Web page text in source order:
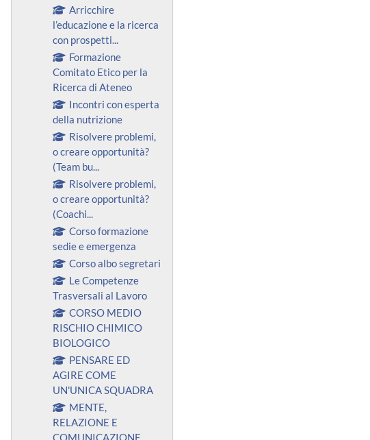
Arricchire
l’educazione e la ricerca
con prospetti...
Formazione
Comitato Etico per la
Ricerca di Ateneo
Incontri con esperta
della nutrizione
Risolvere problemi,
o creare opportunità?
(Team bu...
Risolvere problemi,
o creare opportunità?
(Coachi...
Corso formazione
sedie e emergenza
Corso albo segretari
Le Competenze
Trasversali al Lavoro
CORSO MEDIO
RISCHIO CHIMICO
BIOLOGICO
PENSARE ED
AGIRE COME
UN'UNICA SQUADRA
MENTE,
RELAZIONE E
COMUNICAZIONE